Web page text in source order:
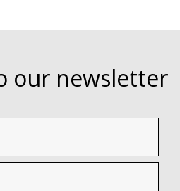
our newsletter